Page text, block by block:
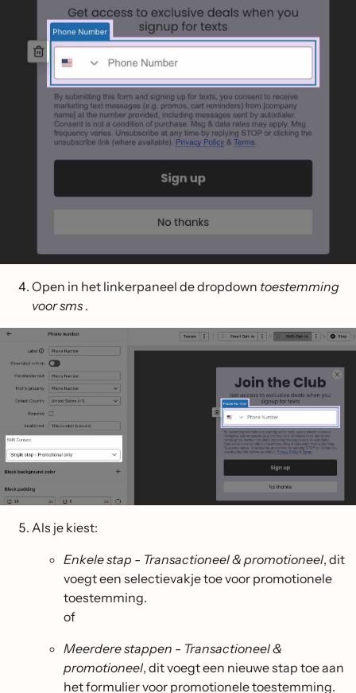
Open in het linkerpaneel de dropdown toestemming
voor sms.
Als je kiest:
Enkele stap - Transactioneel & promotioneel, dit
voegt een selectievakje toe voor promotionele
toestemming.
of
Meerdere stappen - Transactioneel &
promotioneel, dit voegt een nieuwe stap toe aan
het formulier voor promotionele toestemming.